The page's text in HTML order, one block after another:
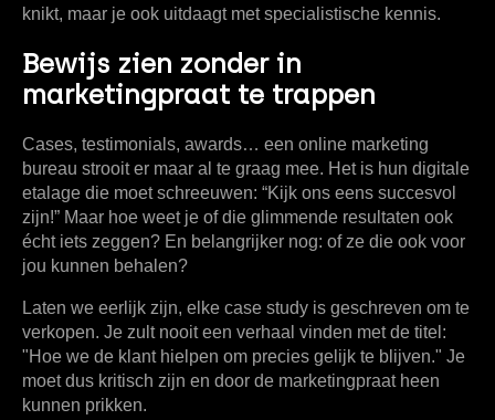
knikt, maar je ook uitdaagt met specialistische kennis.
Bewijs zien zonder in
marketingpraat te trappen
Cases, testimonials, awards… een online marketing
bureau strooit er maar al te graag mee. Het is hun digitale
etalage die moet schreeuwen: “Kijk ons eens succesvol
zijn!” Maar hoe weet je of die glimmende resultaten ook
écht iets zeggen? En belangrijker nog: of ze die ook voor
jou kunnen behalen?
Laten we eerlijk zijn, elke case study is geschreven om te
verkopen. Je zult nooit een verhaal vinden met de titel:
"Hoe we de klant hielpen om precies gelijk te blijven." Je
moet dus kritisch zijn en door de marketingpraat heen
kunnen prikken.